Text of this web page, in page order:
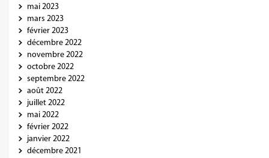
mai 2023
mars 2023
février 2023
décembre 2022
novembre 2022
octobre 2022
septembre 2022
août 2022
juillet 2022
mai 2022
février 2022
janvier 2022
décembre 2021